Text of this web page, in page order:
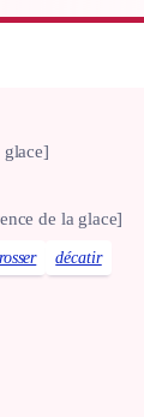
glace]
de la glace]
décatir